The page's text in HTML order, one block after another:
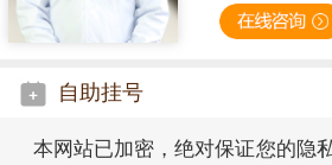
自助挂号
本网站已加密，绝对保证您的隐